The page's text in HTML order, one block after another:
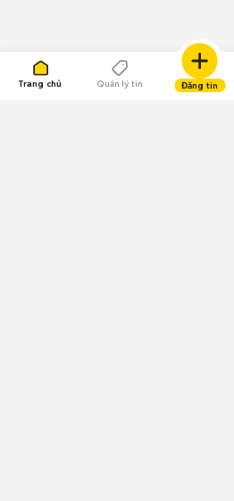
Trang chủ Quản lý tin Đăng tin